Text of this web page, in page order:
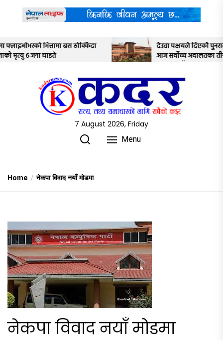
content
देउवा पक्षयले दिएकोे पुनरावलोकन निवेदनमाथि
आज सर्वोच्च अदालतका तीन न्यायाधीशले
7 August 2026, Friday
Menu
Home नेकपा विवाद नयाँ मोडमा
नेकपा विवाद नयाँ मोडमा